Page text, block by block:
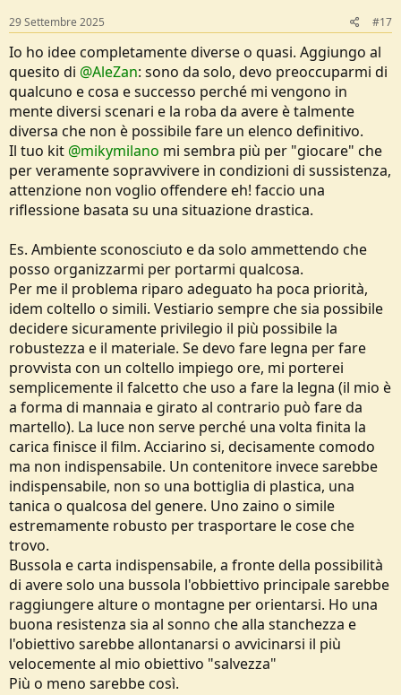
s
:
29 Settembre 2025 #17
Io ho idee completamente diverse o quasi. Aggiungo al
quesito di @AleZan: sono da solo, devo preoccuparmi di
qualcuno e cosa e successo perché mi vengono in
mente diversi scenari e la roba da avere è talmente
diversa che non è possibile fare un elenco definitivo.
Il tuo kit @mikymilano mi sembra più per "giocare" che
per veramente sopravvivere in condizioni di sussistenza,
attenzione non voglio offendere eh! faccio una
riflessione basata su una situazione drastica.
Es. Ambiente sconosciuto e da solo ammettendo che
posso organizzarmi per portarmi qualcosa.
Per me il problema riparo adeguato ha poca priorità,
idem coltello o simili. Vestiario sempre che sia possibile
decidere sicuramente privilegio il più possibile la
robustezza e il materiale. Se devo fare legna per fare
provvista con un coltello impiego ore, mi porterei
semplicemente il falcetto che uso a fare la legna (il mio è
a forma di mannaia e girato al contrario può fare da
martello). La luce non serve perché una volta finita la
carica finisce il film. Acciarino si, decisamente comodo
ma non indispensabile. Un contenitore invece sarebbe
indispensabile, non so una bottiglia di plastica, una
tanica o qualcosa del genere. Uno zaino o simile
estremamente robusto per trasportare le cose che
trovo.
Bussola e carta indispensabile, a fronte della possibilità
di avere solo una bussola l'obbiettivo principale sarebbe
raggiungere alture o montagne per orientarsi. Ho una
buona resistenza sia al sonno che alla stanchezza e
l'obiettivo sarebbe allontanarsi o avvicinarsi il più
velocemente al mio obiettivo "salvezza"
Più o meno sarebbe così.